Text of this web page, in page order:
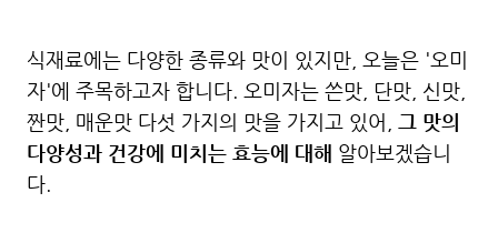
식재료에는 다양한 종류와 맛이 있지만, 오늘은 '오미
자'에 주목하고자 합니다. 오미자는 쓴맛, 단맛, 신맛,
짠맛, 매운맛 다섯 가지의 맛을 가지고 있어, 그 맛의
다양성과 건강에 미치는 효능에 대해 알아보겠습니
다.